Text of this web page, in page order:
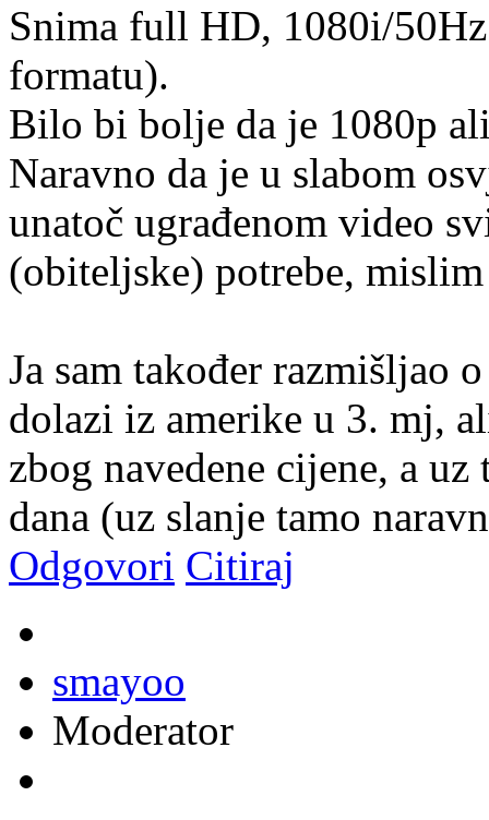
Snima full HD, 1080i/
formatu).
Bilo bi bolje da je 1080p
Naravno da je u slabom
unatoč ugrađenom video
(obiteljske) potrebe,
Ja sam također razmišljao
dolazi iz amerike u 3. mj,
zbog navedene cijene, a
dana (uz slanje tamo
Odgovori Citiraj
smayoo
Moderator